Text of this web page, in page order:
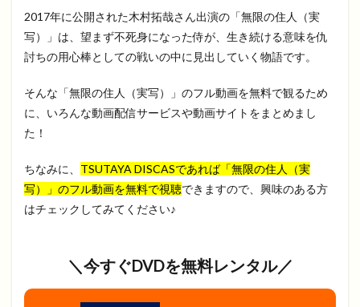
2017年に公開された木村拓哉さん出演の「無限の住人（実
写）」は、望まず不死身になった侍が、生き続ける意味を仇
討ちの用心棒としての戦いの中に見出していく物語です。
そんな「無限の住人（実写）」のフル動画を無料で観るため
に、いろんな動画配信サービスや動画サイトをまとめまし
た！
ちなみに、 TSUTAYA DISCASであれば「無限の住人（実
写）」のフル動画を無料で視聴できますので、興味のある方
はチェックしてみてください♪
＼今すぐDVDを無料レンタル／